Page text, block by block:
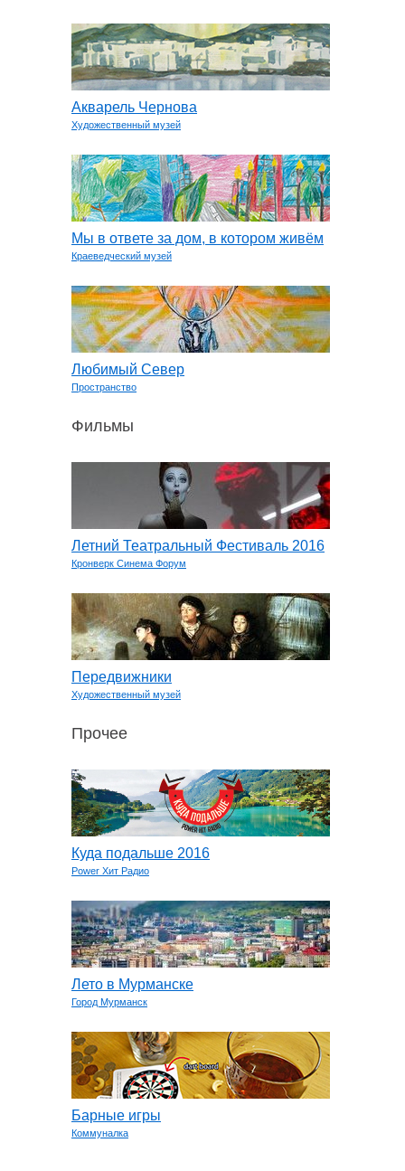
Акварель Чернова
Художественный музей
Мы в ответе за дом, в котором живём
Краеведческий музей
Любимый Север
Пространство
Фильмы
Летний Театральный Фестиваль 2016
Кронверк Синема Форум
Передвижники
Художественный музей
Прочее
Куда подальше 2016
Power Хит Радио
Лето в Мурманске
Город Мурманск
Барные игры
Коммуналка